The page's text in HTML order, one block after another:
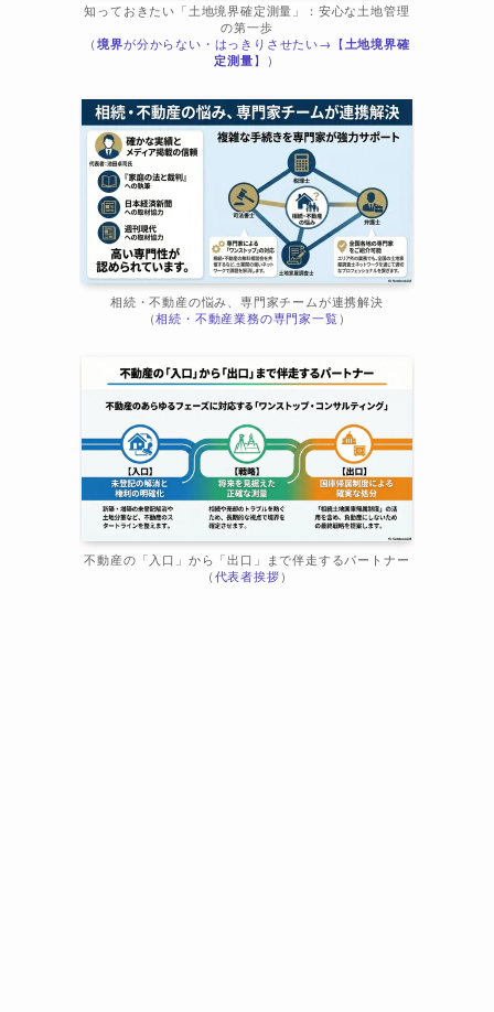
知っておきたい「土地境界確定測量」：安心な土地管理
の第一歩
（境界が分からない・はっきりさせたい→【土地境界確
定測量】）
相続・不動産の悩み、専門家チームが連携解決
（相続・不動産業務の専門家一覧）
不動産の「入口」から「出口」まで伴走するパートナー
（代表者挨拶）